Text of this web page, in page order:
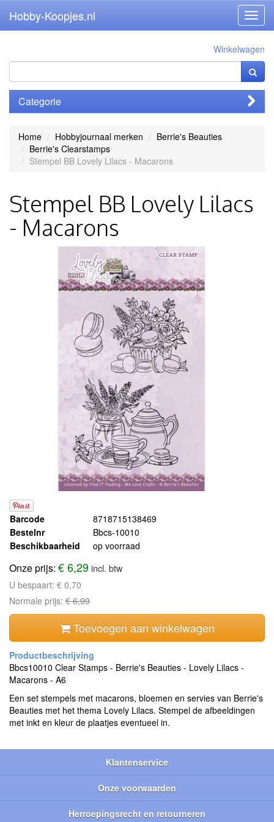
Hobby-Koopjes.nl
Winkelwagen
Categorie
Home Hobbyjournaal merken
Berrie's Beauties
Berrie's Clearstamps
Stempel BB Lovely Lilacs - Macarons
Stempel BB Lovely Lilacs
- Macarons
Barcode
8718715138469
Bestelnr
Bbcs-10010
Beschikbaarheid
op voorraad
Onze prijs: € 6,29incl. btw
U bespaart: € 0,70
Normale prijs: € 6,99
Toevoegen aan winkelwagen
Bbcs10010 Clear Stamps - Berrie's Beauties - Lovely Lilacs -
Macarons - A6
Een set stempels met macarons, bloemen en servies van Berrie's
Beauties met het thema Lovely Lilacs. Stempel de afbeeldingen
met inkt en kleur de plaatjes eventueel in.
Klantenservice
Onze voorwaarden
Herroepingsrecht en retourneren